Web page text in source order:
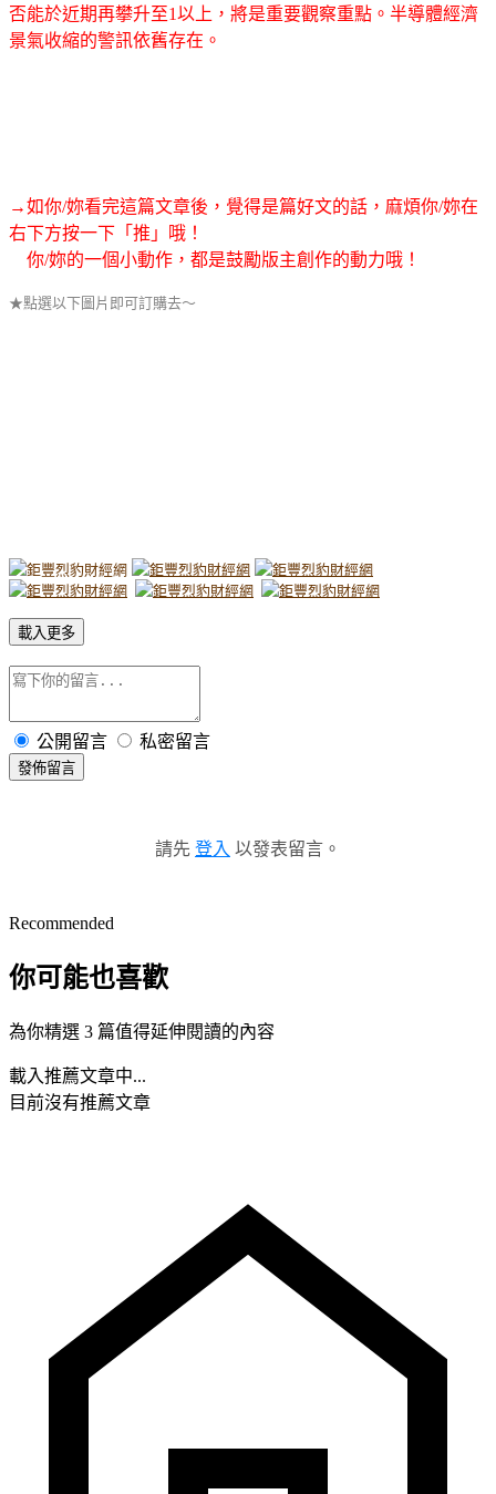
否能於近期再攀升至1以上，將是重要觀察重點。半導體經濟
景氣收縮的警訊依舊存在。
→如你/妳看完這篇文章後，覺得是篇好文的話，麻煩你/妳在
右下方按一下「推」哦！
你/妳的一個小動作，都是鼓勵版主創作的動力哦！
★點選以下圖片即可訂購去～
載入更多
公開留言 私密留言
發佈留言
請先 登入 以發表留言。
Recommended
你可能也喜歡
為你精選 3 篇值得延伸閱讀的內容
載入推薦文章中...
目前沒有推薦文章